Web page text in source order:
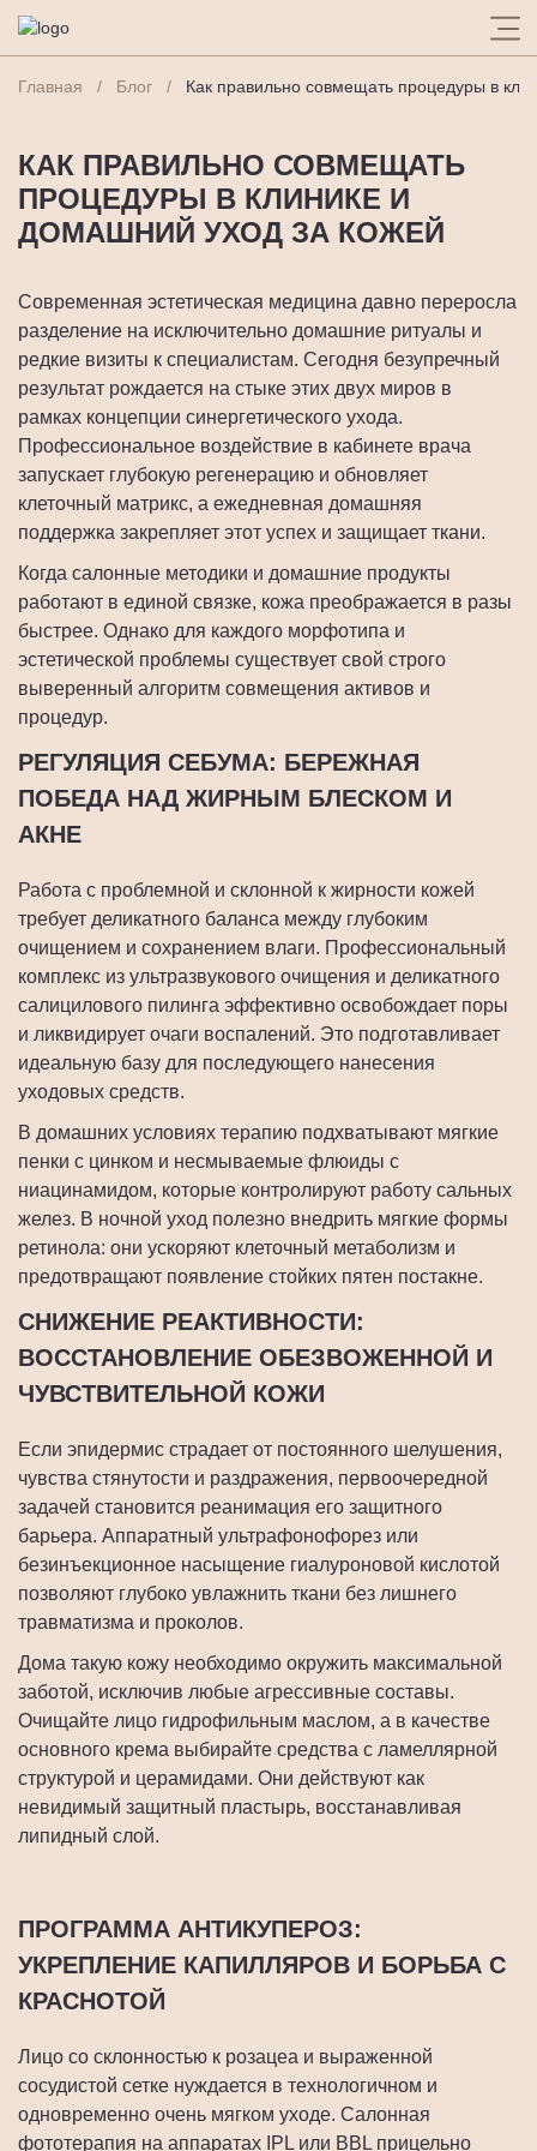
Главная Блог Как правильно совмещать процедуры в
КАК ПРАВИЛЬНО СОВМЕЩАТЬ
ПРОЦЕДУРЫ В КЛИНИКЕ И
ДОМАШНИЙ УХОД ЗА КОЖЕЙ
Современная эстетическая медицина давно переросла
разделение на исключительно домашние ритуалы и
редкие визиты к специалистам. Сегодня безупречный
результат рождается на стыке этих двух миров в
рамках концепции синергетического ухода.
Профессиональное воздействие в кабинете врача
запускает глубокую регенерацию и обновляет
клеточный матрикс, а ежедневная домашняя
поддержка закрепляет этот успех и защищает ткани.
Когда салонные методики и домашние продукты
работают в единой связке, кожа преображается в разы
быстрее. Однако для каждого морфотипа и
эстетической проблемы существует свой строго
выверенный алгоритм совмещения активов и
процедур.
РЕГУЛЯЦИЯ СЕБУМА: БЕРЕЖНАЯ
ПОБЕДА НАД ЖИРНЫМ БЛЕСКОМ И
АКНЕ
Работа с проблемной и склонной к жирности кожей
требует деликатного баланса между глубоким
очищением и сохранением влаги. Профессиональный
комплекс из ультразвукового очищения и деликатного
салицилового пилинга эффективно освобождает поры
и ликвидирует очаги воспалений. Это подготавливает
идеальную базу для последующего нанесения
уходовых средств.
В домашних условиях терапию подхватывают мягкие
пенки с цинком и несмываемые флюиды с
ниацинамидом, которые контролируют работу сальных
желез. В ночной уход полезно внедрить мягкие формы
ретинола: они ускоряют клеточный метаболизм и
предотвращают появление стойких пятен постакне.
СНИЖЕНИЕ РЕАКТИВНОСТИ:
ВОССТАНОВЛЕНИЕ ОБЕЗВОЖЕННОЙ И
ЧУВСТВИТЕЛЬНОЙ КОЖИ
Если эпидермис страдает от постоянного шелушения,
чувства стянутости и раздражения, первоочередной
задачей становится реанимация его защитного
барьера. Аппаратный ультрафонофорез или
безинъекционное насыщение гиалуроновой кислотой
позволяют глубоко увлажнить ткани без лишнего
травматизма и проколов.
Дома такую кожу необходимо окружить максимальной
заботой, исключив любые агрессивные составы.
Очищайте лицо гидрофильным маслом, а в качестве
основного крема выбирайте средства с ламеллярной
структурой и церамидами. Они действуют как
невидимый защитный пластырь, восстанавливая
липидный слой.
ПРОГРАММА АНТИКУПЕРОЗ:
УКРЕПЛЕНИЕ КАПИЛЛЯРОВ И БОРЬБА С
КРАСНОТОЙ
Лицо со склонностью к розацеа и выраженной
сосудистой сетке нуждается в технологичном и
одновременно очень мягком уходе. Салонная
фототерапия на аппаратах IPL или BBL прицельно